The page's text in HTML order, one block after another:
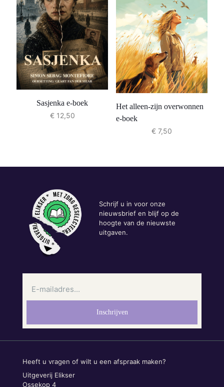
Sasjenka e-boek
€12,50
Het alleen-zijn overwonnen
e-boek
€7,50
Schrijf u in voor onze
nieuwsbrief en blijf op de
hoogte van de nieuwste
uitgaven.
Heeft u vragen of wilt u een afspraak maken?
Uitgeverij Elikser
Ossekop 4